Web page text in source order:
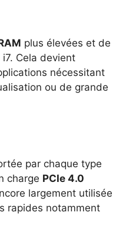
plus élevées et de
Cela devient
nécessitant
ou de grande
par chaque type
charge PCIe 4.0
largement utilisée
rapides notamment